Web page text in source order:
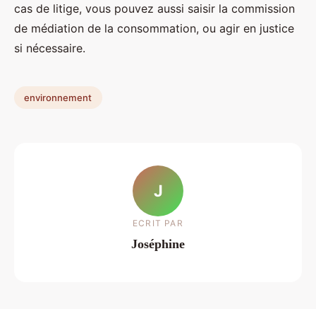
cas de litige, vous pouvez aussi saisir la commission
de médiation de la consommation, ou agir en justice
si nécessaire.
environnement
J
ECRIT PAR
Joséphine